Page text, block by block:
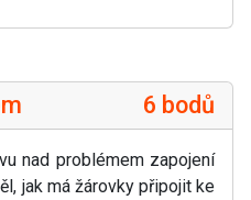
6 bodů
nad problémem zapojení
jak má žárovky připojit ke